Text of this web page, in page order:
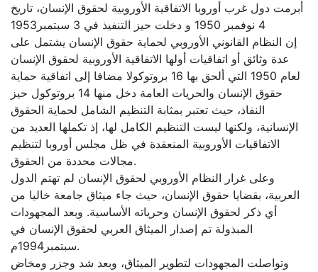
أبرمت دول غرب أوروبا الاتفاقية الأوروبية لحقوق الإنسان، تاريخ
4 نوفمبر 1950 و دخلت حيز التنفيذ في 3 سبتمبر1953
إن النظام القانوني الأوروبي لحماية حقوق الإنسان يشتمل على
عدة وثائق أو اتفاقيات أولها الاتفاقية الأوروبية لحقوق الإنسان
لعام 1950 التي ألحق بها 16 بروتوكولا مضافا إلى اتفاقية حماية
حقوق الإنسان والحريات العامة دخل منها 14 بروتوكول حيز
النفاذ، حيث تعتبر بمثابة التنظيم الشامل لحماية الحقوق
الإنسانية، ولكنها ليست التنظيم الكامل لها، إذ تكملها العديد من
الاتفاقيات الأوروبية المنعقدة في ظل مجلس أوروبا لتنظيم
مجالات محددة من الحقوق.
وعلى غرار النظام الأوروبي لحقوق الإنسان لم تهتم الدول
العربية، بقضايا حقوق الإنسان، حيث جاء ميثاق جامعة خاليا من
أي ذكر لحقوق الإنسان وحرياته الأساسية. وبعد المجهودات
المبذولة تم إصدار الميثاق العربي لحقوق الإنسان في
سبتمبر1994م.
وتواصلت المجهودات لتطوير الميثاق، وبعد شد وجزر ومخاض